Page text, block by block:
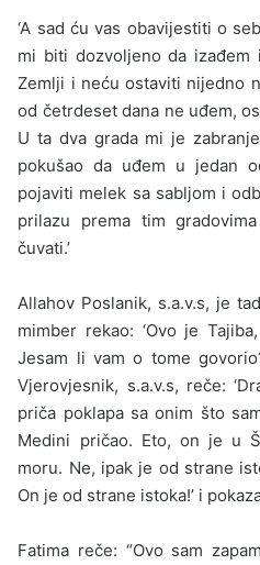
‘A sad ću vas obavijestiti o
mi biti dozvoljeno da
Zemlji i neću ostaviti nijedno
od četrdeset dana ne uđem,
U ta dva grada mi je
pokušao da uđem u jedan
pojaviti melek sa sabljom i
prilazu prema tim
čuvati.’
Allahov Poslanik, s.a.v.s, je
mimber rekao: ‘Ovo je
Jesam li vam o tome
Vjerovjesnik, s.a.v.s, reče:
priča poklapa sa onim što
Medini pričao. Eto, on je u
moru. Ne, ipak je od strane
On je od strane istoka!’ i
Fatima reče: “Ovo sam